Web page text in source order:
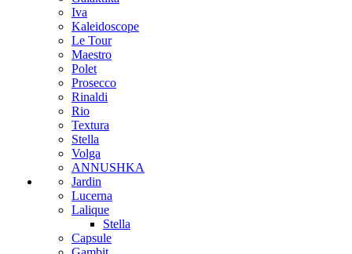
Iva
Kaleidoscope
Le Tour
Maestro
Polet
Prosecco
Rinaldi
Rio
Textura
Stella
Volga
ANNUSHKA
Jardin
Lucerna
Lalique
Stella
Capsule